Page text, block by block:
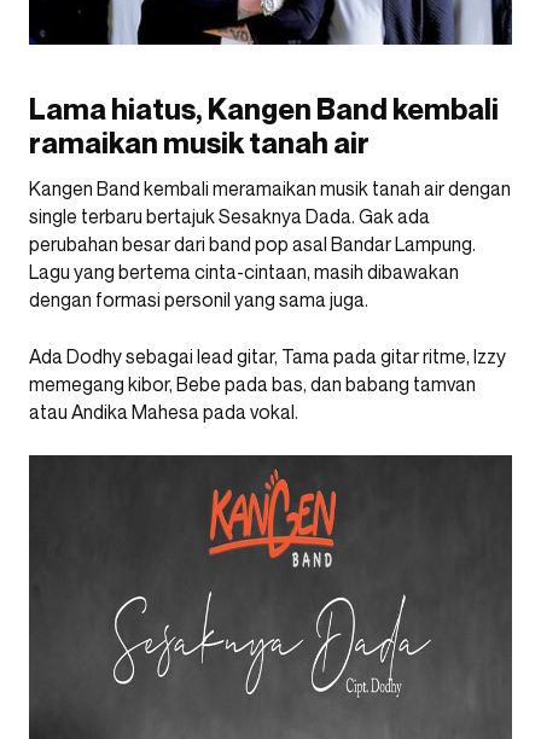
Lama hiatus, Kangen Band kembali
ramaikan musik tanah air
Kangen Band kembali meramaikan musik tanah air dengan
single terbaru bertajuk Sesaknya Dada. Gak ada
perubahan besar dari band pop asal Bandar Lampung.
Lagu yang bertema cinta-cintaan, masih dibawakan
dengan formasi personil yang sama juga.
Ada Dodhy sebagai lead gitar, Tama pada gitar ritme, Izzy
memegang kibor, Bebe pada bas, dan babang tamvan
atau Andika Mahesa pada vokal.